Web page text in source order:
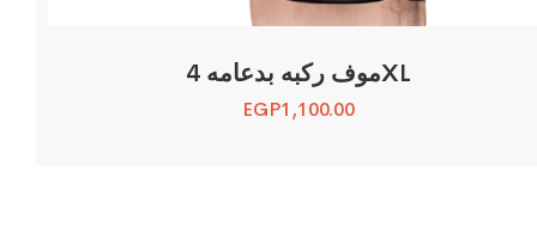
موف ركبه بدعامه 4XL
EGP1,100.00